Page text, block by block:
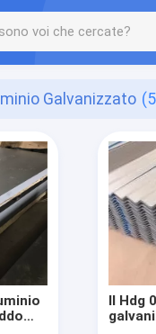
Galvanizzato
Il Hdg